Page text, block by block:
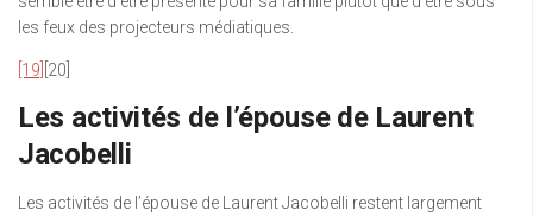
les feux des projecteurs médiatiques.
[19] [20]
Les activités de l’épouse de Laurent
Jacobelli
Les activités de l’épouse de Laurent Jacobelli restent largement